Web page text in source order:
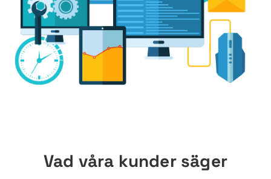
Vad våra kunder säger